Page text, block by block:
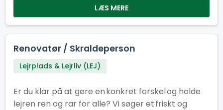
LÆS MERE
Renovatør / Skraldeperson
Lejrplads & Lejrliv (LEJ)
Er du klar på at gøre en konkret forskel og holde
lejren ren og rar for alle? Vi søger et friskt og